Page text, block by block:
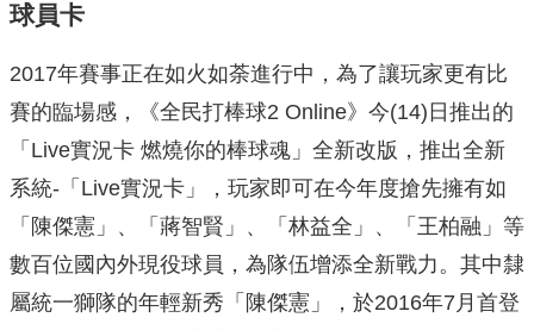
球員卡
2017年賽事正在如火如荼進行中，為了讓玩家更有比
賽的臨場感，《全民打棒球2 Online》今(14)日推出的
「Live實況卡 燃燒你的棒球魂」全新改版，推出全新
系統-「Live實況卡」，玩家即可在今年度搶先擁有如
「陳傑憲」、「蔣智賢」、「林益全」、「王柏融」等
數百位國內外現役球員，為隊伍增添全新戰力。其中隸
屬統一獅隊的年輕新秀「陳傑憲」，於2016年7月首登